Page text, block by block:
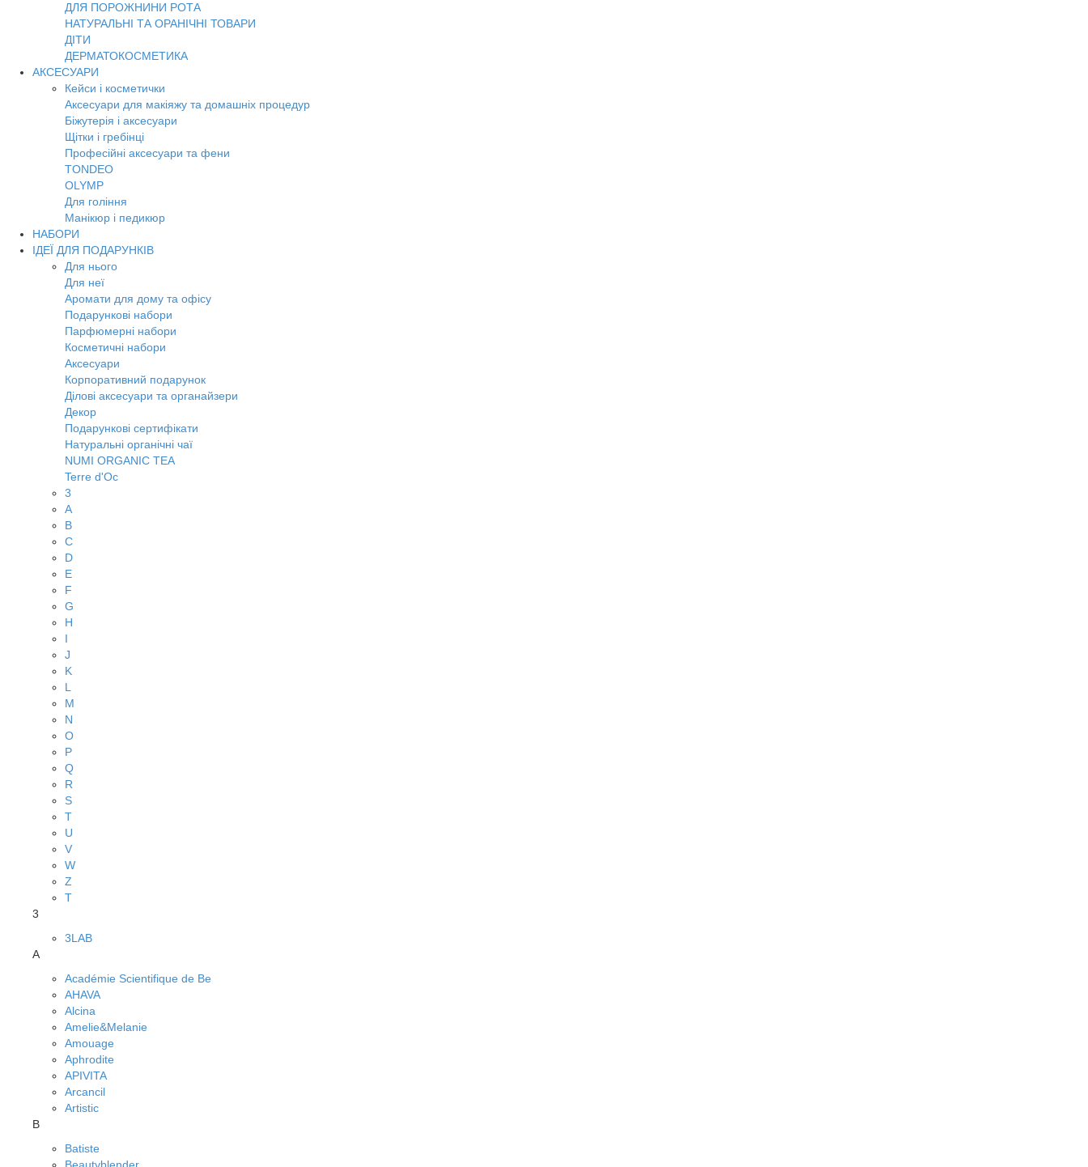
ДЛЯ ПОРОЖНИНИ РОТА
НАТУРАЛЬНІ ТА ОРАНІЧНІ ТОВАРИ
ДІТИ
ДЕРМАТОКОСМЕТИКА
АКСЕСУАРИ
Кейси і косметички
Аксесуари для макіяжу та домашніх процедур
Біжутерія і аксесуари
Щітки і гребінці
Професійні аксесуари та фени
TONDEO
OLYMP
Для гоління
Манікюр і педикюр
НАБОРИ
ІДЕЇ ДЛЯ ПОДАРУНКІВ
Для нього
Для неї
Аромати для дому та офісу
Подарункові набори
Парфюмерні набори
Косметичні набори
Аксесуари
Корпоративний подарунок
Ділові аксесуари та органайзери
Декор
Подарункові сертифікати
Натуральні органічні чаї
NUMI ORGANIC TEA
Terre d'Oc
3
A
B
C
D
E
F
G
H
I
J
K
L
M
N
O
P
Q
R
S
T
U
V
W
Z
Т
3
3LAB
A
Académie Scientifique de Be
AHAVA
Alcina
Amelie&Melanie
Amouage
Aphrodite
APIVITA
Arcancil
Artistic
B
Batiste